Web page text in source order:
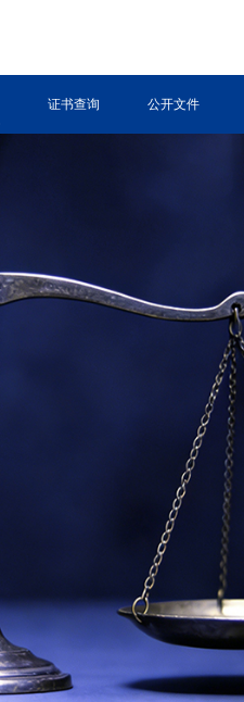
证书查询
内审员证书
公开文件